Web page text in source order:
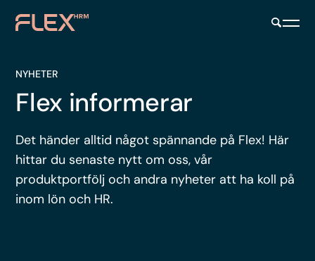
NYHETER
Flex informerar
Det händer alltid något spännande på Flex! Här
hittar du senaste nytt om oss, vår
produktportfölj och andra nyheter att ha koll på
inom lön och HR.